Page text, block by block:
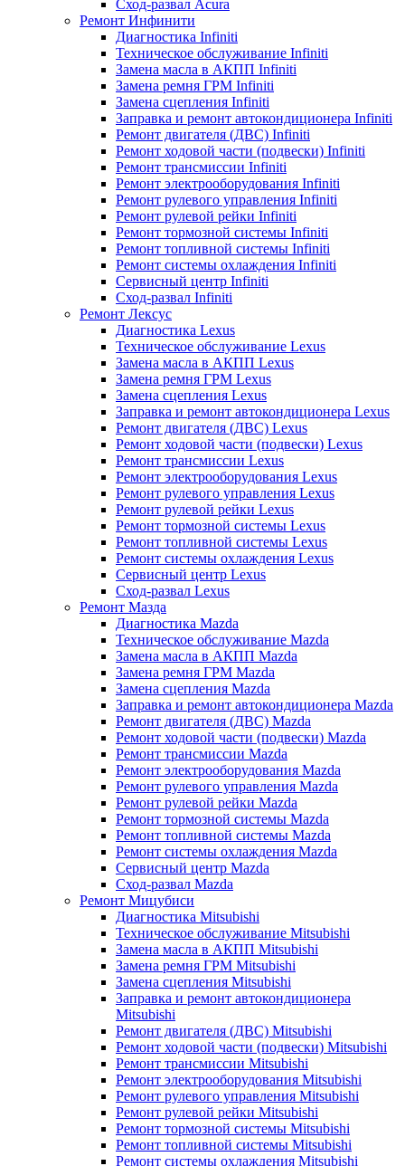
Сход-развал Acura
Ремонт Инфинити
Диагностика Infiniti
Техническое обслуживание Infiniti
Замена масла в АКПП Infiniti
Замена ремня ГРМ Infiniti
Замена сцепления Infiniti
Заправка и ремонт автокондиционера Infiniti
Ремонт двигателя (ДВС) Infiniti
Ремонт ходовой части (подвески) Infiniti
Ремонт трансмиссии Infiniti
Ремонт электрооборудования Infiniti
Ремонт рулевого управления Infiniti
Ремонт рулевой рейки Infiniti
Ремонт тормозной системы Infiniti
Ремонт топливной системы Infiniti
Ремонт системы охлаждения Infiniti
Сервисный центр Infiniti
Сход-развал Infiniti
Ремонт Лексус
Диагностика Lexus
Техническое обслуживание Lexus
Замена масла в АКПП Lexus
Замена ремня ГРМ Lexus
Замена сцепления Lexus
Заправка и ремонт автокондиционера Lexus
Ремонт двигателя (ДВС) Lexus
Ремонт ходовой части (подвески) Lexus
Ремонт трансмиссии Lexus
Ремонт электрооборудования Lexus
Ремонт рулевого управления Lexus
Ремонт рулевой рейки Lexus
Ремонт тормозной системы Lexus
Ремонт топливной системы Lexus
Ремонт системы охлаждения Lexus
Сервисный центр Lexus
Сход-развал Lexus
Ремонт Мазда
Диагностика Mazda
Техническое обслуживание Mazda
Замена масла в АКПП Mazda
Замена ремня ГРМ Mazda
Замена сцепления Mazda
Заправка и ремонт автокондиционера Mazda
Ремонт двигателя (ДВС) Mazda
Ремонт ходовой части (подвески) Mazda
Ремонт трансмиссии Mazda
Ремонт электрооборудования Mazda
Ремонт рулевого управления Mazda
Ремонт рулевой рейки Mazda
Ремонт тормозной системы Mazda
Ремонт топливной системы Mazda
Ремонт системы охлаждения Mazda
Сервисный центр Mazda
Сход-развал Mazda
Ремонт Мицубиси
Диагностика Mitsubishi
Техническое обслуживание Mitsubishi
Замена масла в АКПП Mitsubishi
Замена ремня ГРМ Mitsubishi
Замена сцепления Mitsubishi
Заправка и ремонт автокондиционера
Mitsubishi
Ремонт двигателя (ДВС) Mitsubishi
Ремонт ходовой части (подвески) Mitsubishi
Ремонт трансмиссии Mitsubishi
Ремонт электрооборудования Mitsubishi
Ремонт рулевого управления Mitsubishi
Ремонт рулевой рейки Mitsubishi
Ремонт тормозной системы Mitsubishi
Ремонт топливной системы Mitsubishi
Ремонт системы охлаждения Mitsubishi